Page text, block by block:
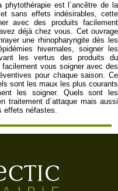
est l´ancêtre de la
sans effets indésirables, cette
avec des produits facilement
déjà chez vous. Cet ouvrage
une rhinopharyngite dès les
hivernales, soigner les
les vertus des produits du
vous soigner avec des
pour chaque saison. Ce
sont les maux les plus courants
les soigner. Quels sont les
traitement d´attaque mais aussi
effets néfastes.